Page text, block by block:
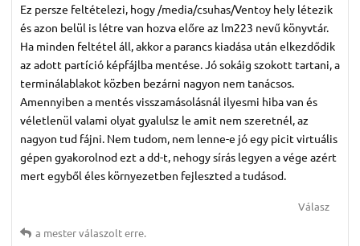
Ez persze feltételezi, hogy /media/csuhas/Ventoy hely létezik
és azon belül is létre van hozva előre az lm223 nevű könyvtár.
Ha minden feltétel áll, akkor a parancs kiadása után elkezdődik
az adott partíció képfájlba mentése. Jó sokáig szokott tartani, a
terminálablakot közben bezárni nagyon nem tanácsos.
Amennyiben a mentés visszamásolásnál ilyesmi hiba van és
véletlenül valami olyat gyalulsz le amit nem szeretnél, az
nagyon tud fájni. Nem tudom, nem lenne-e jó egy picit virtuális
gépen gyakorolnod ezt a dd-t, nehogy sírás legyen a vége azért
mert egyből éles környezetben fejleszted a tudásod.
Válasz
a mesterválaszolt erre.